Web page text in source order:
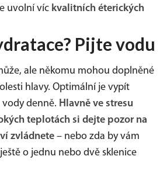
uvolní víc kvalitních éterických
Pijte vodu
ale někomu mohou doplněné
hlavy. Optimální je vypít
denně. Hlavně ve stresu
teplotách si dejte pozor na
zvládnete – nebo zda by vám
o jednu nebo dvě sklenice